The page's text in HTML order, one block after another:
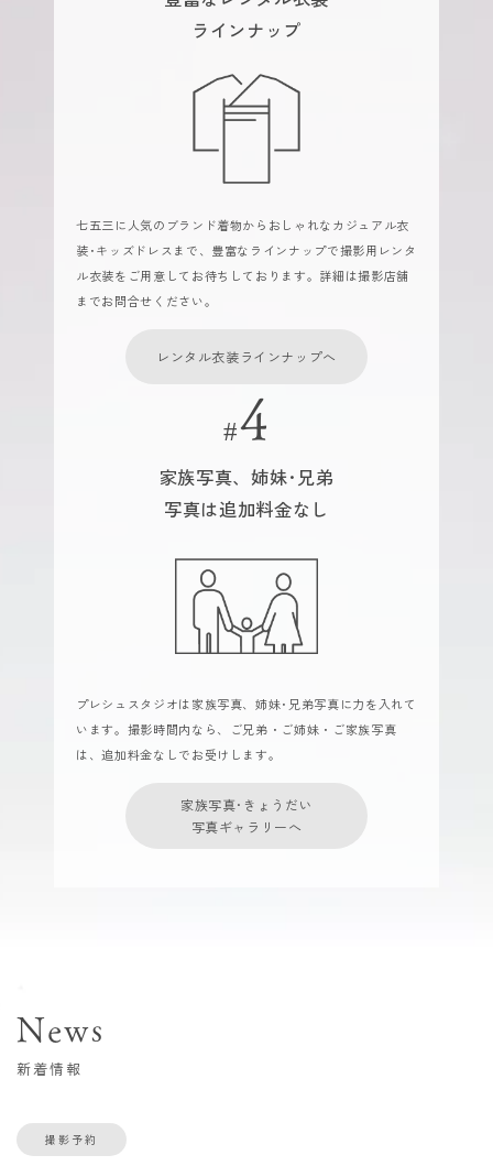
ラインナップ
七五三に人気のブランド着物からおしゃれなカジュアル衣
装･キッズドレスまで、豊富なラインナップで撮影用レンタ
ル衣装をご用意してお待ちしております。詳細は撮影店舗
までお問合せください。
レンタル衣装ラインナップへ
家族写真、姉妹･兄弟
写真は追加料金なし
プレシュスタジオは家族写真、姉妹･兄弟写真に力を入れて
います。撮影時間内なら、ご兄弟・ご姉妹・ご家族写真
は、追加料金なしでお受けします。
家族写真･きょうだい
写真ギャラリーへ
News
新着情報
撮影予約